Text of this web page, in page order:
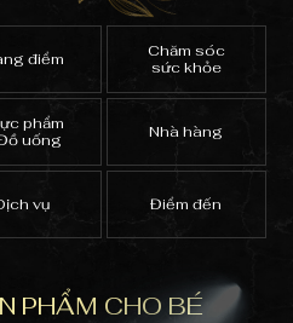
điểm
Chăm sóc
sức khỏe
phẩm
uống
Nhà hàng
vụ Điểm đến
PHẨM CHO BÉ